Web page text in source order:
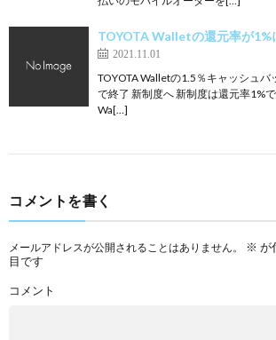
TOYOTA Walletの還元率が1%
2021.11.01
TOYOTA Walletの1.5％キャッシュ
で終了 新制度へ 新制度は還元率1%
Wa[…]
コメントを書く
メールアドレスが公開されることはありません。 ※ が
目です
コメント